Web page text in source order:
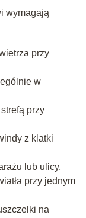
wymagają
przy
w
przy
z klatki
lub ulicy,
przy jednym
na